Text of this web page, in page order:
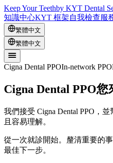
Keep Your Teethby KYT Dental
知識中心KYT 框架自我檢查服
繁體中文
繁體中文
Cigna Dental PPOIn-network PPO
Cigna Dental PPO您
我們接受 Cigna Dental PPO，
且容易理解。
從一次就診開始。釐清重要的
最佳下一步。